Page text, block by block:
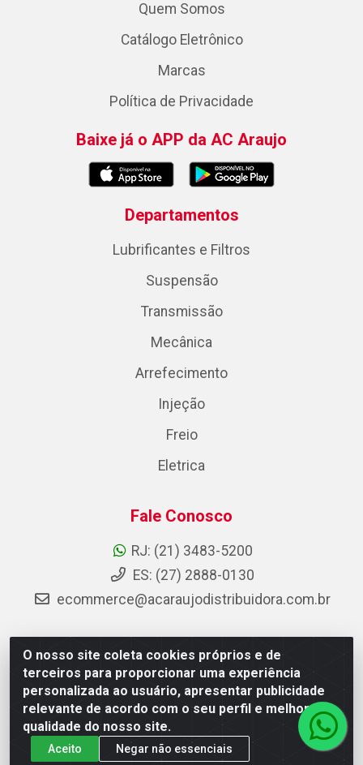
O nosso site coleta cookies próprios e de
terceiros para proporcionar uma experiência
personalizada ao usuário, apresentar publicidade
relevante de acordo com o seu perfil e melhorar a
qualidade do nosso site.
Aceito Negar não essenciais
Quem Somos
Catálogo Eletrônico
Marcas
Política de Privacidade
Baixe já o APP da AC Araujo
Departamentos
Lubrificantes e Filtros
Suspensão
Transmissão
Mecânica
Arrefecimento
Injeção
Freio
Eletrica
Fale Conosco
RJ: (21) 3483-5200
ES: (27) 2888-0130
ecommerce@acaraujodistribuidora.com.br
AC Araujo Distribuidora - Rua Carneiro de Campos, 42 -
São Cristóvão, Rio de Janeiro/RJ - CEP 20.920-410 -
CNPJ 08.744.753/0003-85